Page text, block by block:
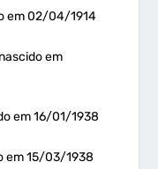
em 02/04/1914
em
em 16/01/1938
em 15/03/1938